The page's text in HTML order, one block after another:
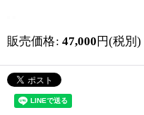
販売価格: 47,000 円(税別)